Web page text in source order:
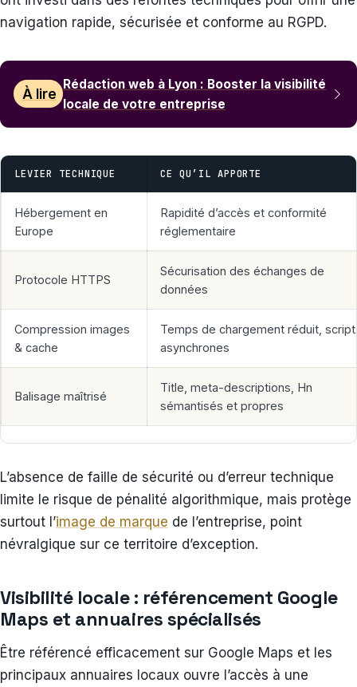
navigation rapide, sécurisée et conforme au RGPD.
À lire
Rédaction web à Lyon : Booster la visibilité
locale de votre entreprise
LEVIER TECHNIQUE CE QU’IL APPORTE
Hébergement en
Europe
Rapidité d’accès et conformité
réglementaire
Protocole HTTPS
Sécurisation des échanges de
données
Compression images
& cache
Temps de chargement réduit,
asynchrones
Balisage maîtrisé
Title, meta-descriptions, Hn
sémantisés et propres
L’absence de faille de sécurité ou d’erreur technique
limite le risque de pénalité algorithmique, mais protège
surtout l’image de marque de l’entreprise, point
névralgique sur ce territoire d’exception.
Visibilité locale : référencement Google
Maps et annuaires spécialisés
Être référencé efficacement sur Google Maps et les
principaux annuaires locaux ouvre l’accès à une